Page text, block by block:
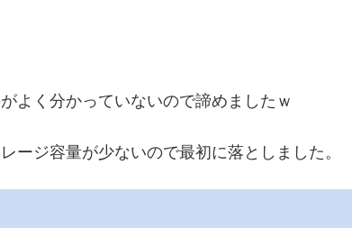
よく分かっていないので諦めましたｗ
ージ容量が少ないので最初に落としました。